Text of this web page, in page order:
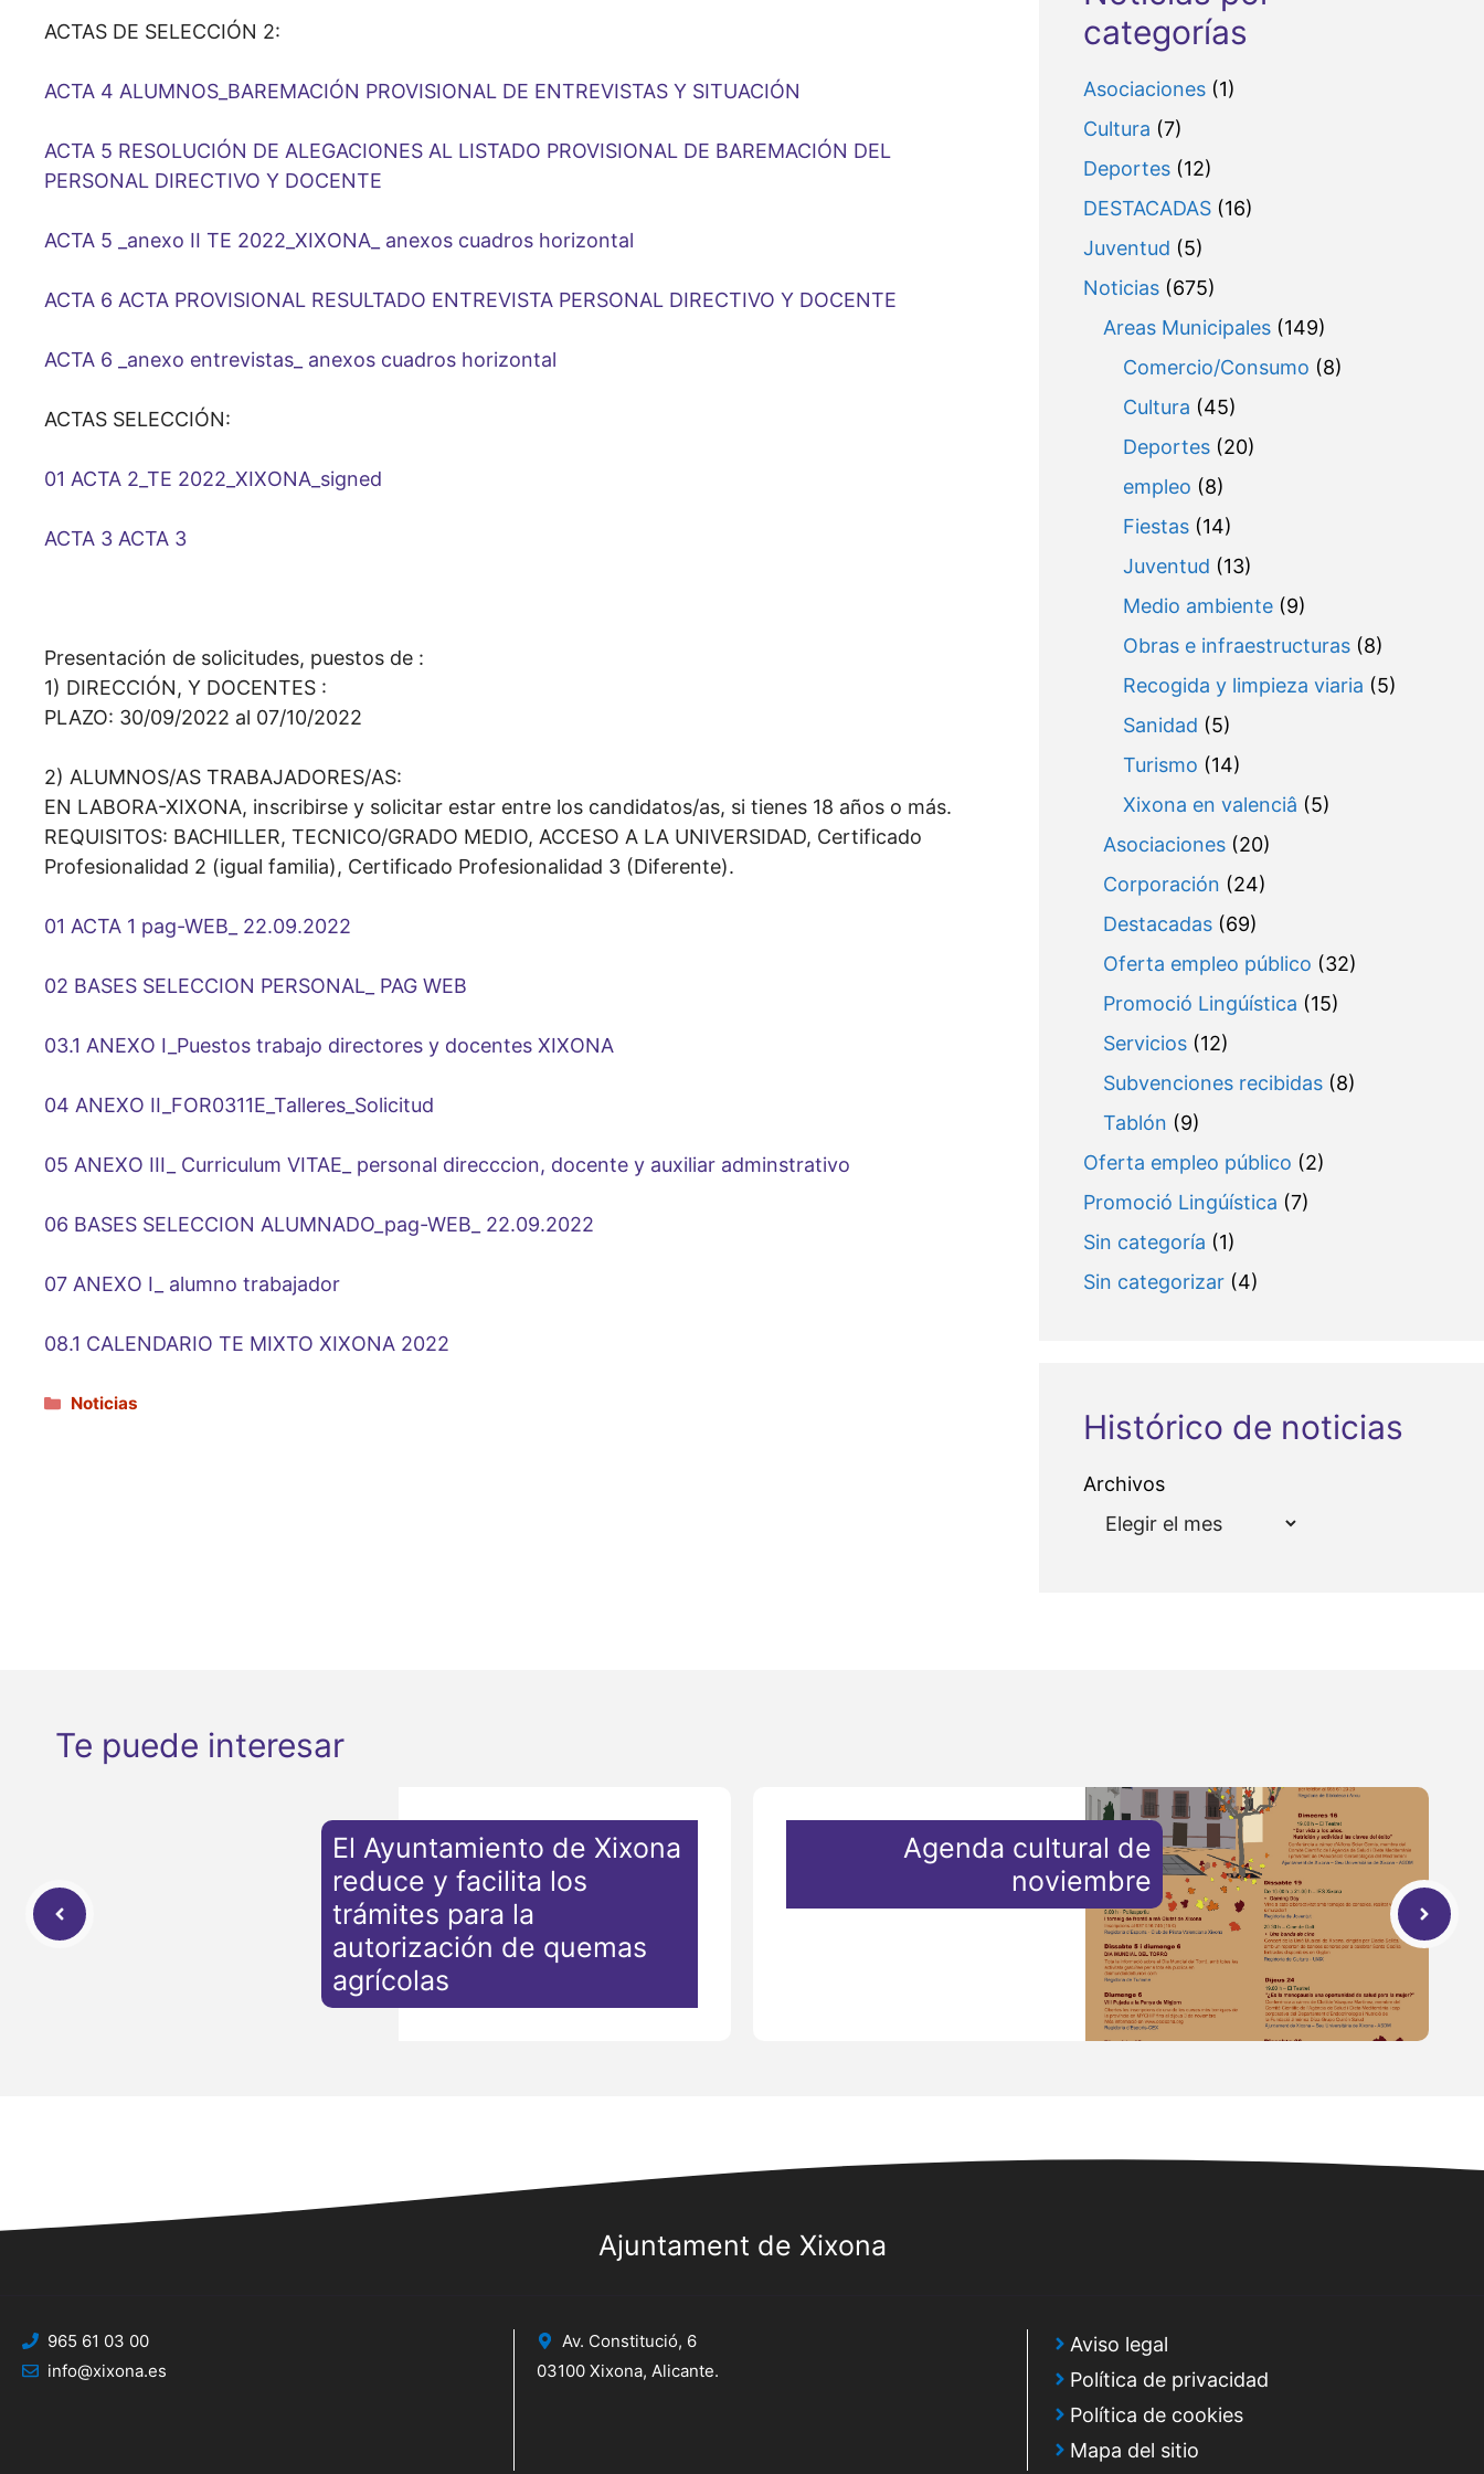
ACTAS DE SELECCIÓN 2:
ACTA 4 ALUMNOS_BAREMACIÓN PROVISIONAL DE ENTREVISTAS Y SITUACIÓN
ACTA 5 RESOLUCIÓN DE ALEGACIONES AL LISTADO PROVISIONAL DE BAREMACIÓN DEL
PERSONAL DIRECTIVO Y DOCENTE
ACTA 5 _anexo II TE 2022_XIXONA_ anexos cuadros horizontal
ACTA 6 ACTA PROVISIONAL RESULTADO ENTREVISTA PERSONAL DIRECTIVO Y DOCENTE
ACTA 6 _anexo entrevistas_ anexos cuadros horizontal
ACTAS SELECCIÓN:
01 ACTA 2_TE 2022_XIXONA_signed
ACTA 3 ACTA 3
Presentación de solicitudes, puestos de :
1) DIRECCIÓN, Y DOCENTES :
PLAZO: 30/09/2022 al 07/10/2022
2) ALUMNOS/AS TRABAJADORES/AS:
EN LABORA-XIXONA, inscribirse y solicitar estar entre los candidatos/as, si tienes 18 años o más.
REQUISITOS: BACHILLER, TECNICO/GRADO MEDIO, ACCESO A LA UNIVERSIDAD, Certificado
Profesionalidad 2 (igual familia), Certificado Profesionalidad 3 (Diferente).
01 ACTA 1 pag-WEB_ 22.09.2022
02 BASES SELECCION PERSONAL_ PAG WEB
03.1 ANEXO I_Puestos trabajo directores y docentes XIXONA
04 ANEXO II_FOR0311E_Talleres_Solicitud
05 ANEXO III_ Curriculum VITAE_ personal direcccion, docente y auxiliar adminstrativo
06 BASES SELECCION ALUMNADO_pag-WEB_ 22.09.2022
07 ANEXO I_ alumno trabajador
08.1 CALENDARIO TE MIXTO XIXONA 2022
Categorías
Noticias
categorías
Asociaciones(1)
Cultura (7)
Deportes(12)
DESTACADAS(16)
Juventud (5)
Noticias(675)
Areas Municipales(149)
Comercio/Consumo (8)
Cultura (45)
Deportes(20)
empleo (8)
Fiestas(14)
Juventud (13)
Medio ambiente(9)
Obras e infraestructuras(8)
Recogida y limpieza viaria (5)
Sanidad (5)
Turismo (14)
Xixona en valenciâ (5)
Asociaciones(20)
Corporación (24)
Destacadas(69)
Oferta empleo público (32)
Promoció Lingúística (15)
Servicios(12)
Subvenciones recibidas(8)
Tablón (9)
Oferta empleo público (2)
Promoció Lingúística (7)
Sin categoría (1)
Sin categorizar(4)
Histórico de noticias
Archivos
Te puede interesar
El Ayuntamiento de Xixona
reduce y facilita los
trámites para la
autorización de quemas
agrícolas
Agenda cultural de
noviembre
Ajuntament de Xixona
965 61 03 00
info@xixona.es
Av. Constitució, 6
03100 Xixona, Alicante.
Aviso legal
Política de privacidad
Política de cookies
Mapa del sitio